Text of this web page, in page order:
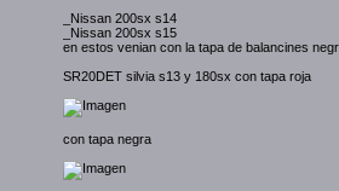
_Nissan 200sx s14
_Nissan 200sx s15
en estos venian con la tapa de balancines
SR20DET silvia s13 y 180sx con tapa roja
con tapa negra